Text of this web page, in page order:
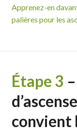
Apprenez-en
palières pour les
Étape 3 –
convient